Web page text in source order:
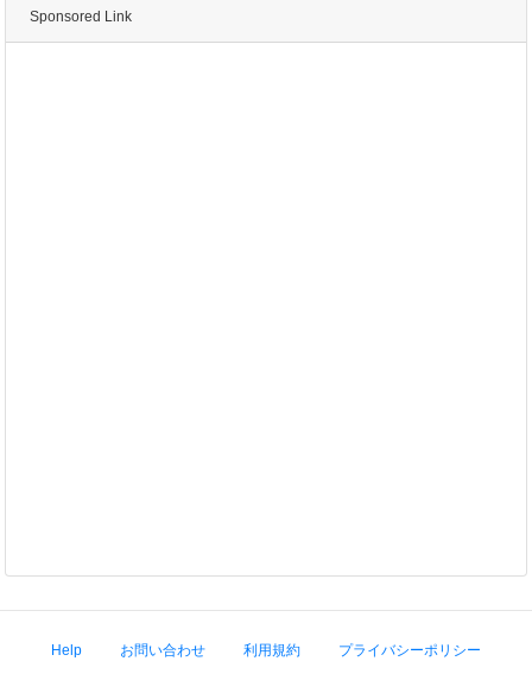
Sponsored Link
Help お問い合わせ 利用規約 プライバシーポリシー